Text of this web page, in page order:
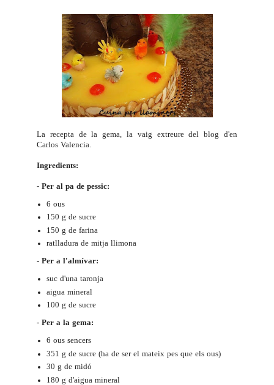
La recepta de la gema, la vaig extreure del blog d'en
Carlos Valencia
Ingredients:
- Per al pa de pessic:
6 ous
150 g de sucre
150 g de farina
ratlladura de mitja llimona
- Per a l'almívar:
suc d'una taronja
aigua mineral
100 g de sucre
- Per a la gema:
6 ous sencers
351 g de sucre (ha de ser el mateix pes que els ous)
30 g de midó
180 g d'aigua mineral